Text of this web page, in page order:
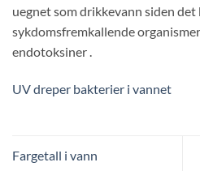
uegnet som drikkevann siden
sykdomsfremkallende
endotoksiner .
UV dreper bakterier i vannet
Fargetall i vann